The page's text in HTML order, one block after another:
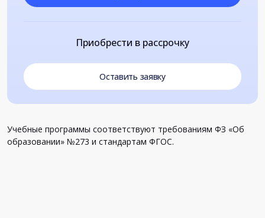
Приобрести в рассрочку
Оставить заявку
Учебные программы соответствуют требованиям ФЗ «Об
образовании» №273 и стандартам ФГОС.